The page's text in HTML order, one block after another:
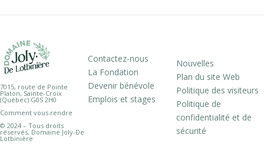
7015, route de Pointe
Platon, Sainte-Croix
(Québec) G0S 2H0
Comment vous rendre
© 2024 – Tous droits
réservés, Domaine Joly-De
Lotbinière
Contactez-nous
La Fondation
Devenir bénévole
Emplois et stages
Nouvelles
Plan du site Web
Politique des visiteurs
Politique de
confidentialité et de
sécurité